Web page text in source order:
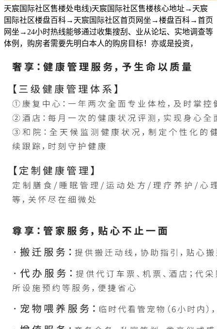
天宸国际社区售楼处电线)天宸国际社区售楼核心地址→天宸
国际社区楼盘百科→天宸国际社区首页网坐→楼盘百科→首页
网坐→24小时热线能够通过收集搜刮、业从论坛、实地调查等
体例，购房者需要先明白本人的购房目标！亦或是投资，